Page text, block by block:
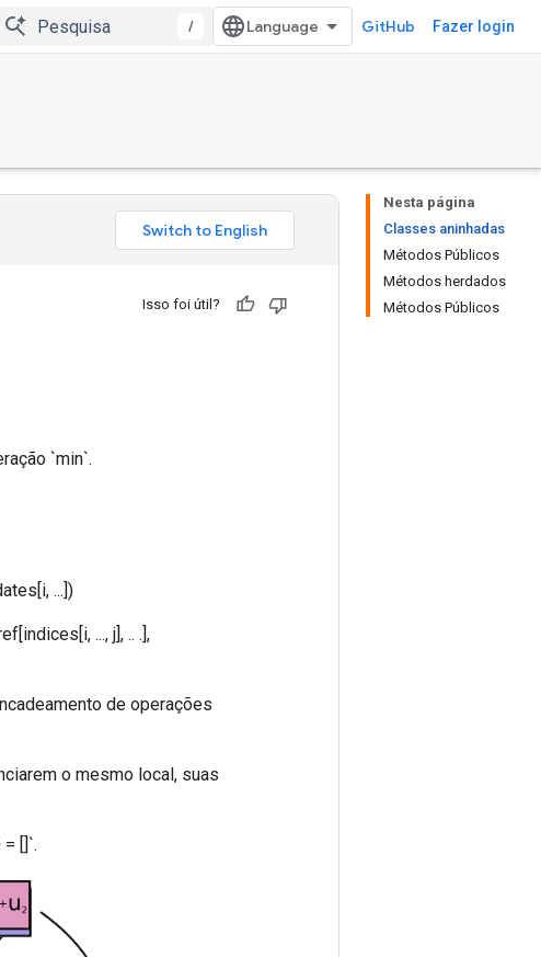
/ GitHub Fazer login
Nesta página
Classes aninhadas
Métodos Públicos
Métodos herdados
Métodos Públicos
Isso foi útil?
`min`.
...])
..., j], .. .],
de operações
o mesmo local, suas
[]`.